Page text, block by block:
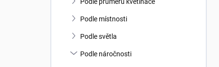
Podle místnosti
Podle světla
Podle náročnosti